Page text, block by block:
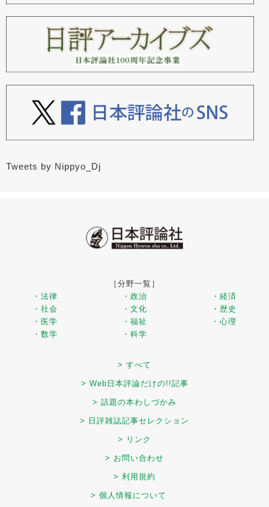
Tweets by Nippyo_Dj
［分野一覧］
・法律
・政治
・経済
・社会
・文化
・歴史
・医学
・福祉
・心理
・数学
・科学
> すべて
> Web日本評論だけの!!記事
> 話題の本わしづかみ
> 日評雑誌記事セレクション
> リンク
> お問い合わせ
> 利用規約
> 個人情報について